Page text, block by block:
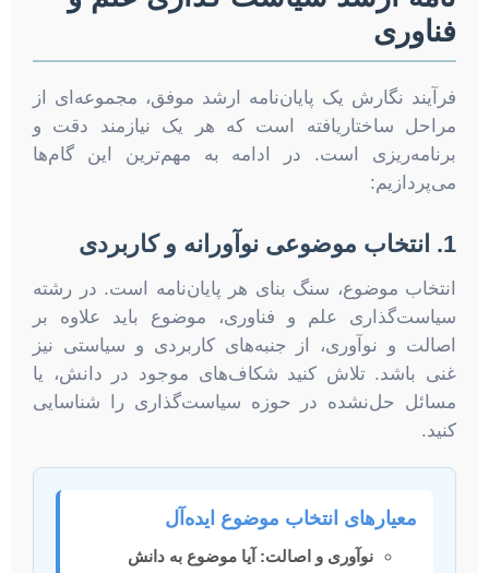
فناوری
فرآیند نگارش یک پایان‌نامه ارشد موفق، مجموعه‌ای از
مراحل ساختاریافته است که هر یک نیازمند دقت و
برنامه‌ریزی است. در ادامه به مهم‌ترین این گام‌ها
می‌پردازیم:
1. انتخاب موضوعی نوآورانه و کاربردی
انتخاب موضوع، سنگ بنای هر پایان‌نامه است. در رشته
سیاست‌گذاری علم و فناوری، موضوع باید علاوه بر
اصالت و نوآوری، از جنبه‌های کاربردی و سیاستی نیز
غنی باشد. تلاش کنید شکاف‌های موجود در دانش، یا
مسائل حل‌نشده در حوزه سیاست‌گذاری را شناسایی
کنید.
معیارهای انتخاب موضوع ایده‌آل
نوآوری و اصالت: آیا موضوع به دانش